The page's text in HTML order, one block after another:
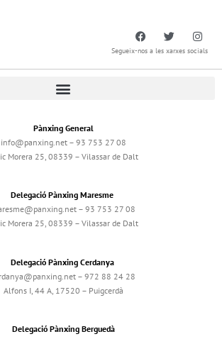
Segueix-nos a les xarxes socials
Pànxing General
info@panxing.net – 93 753 27 08
Morera 25, 08339 – Vilassar de Dalt
Delegació Pànxing Maresme
– 93 753 27 08
Morera 25, 08339 – Vilassar de Dalt
Delegació Pànxing Cerdanya
– 972 88 24 28
Alfons I, 44 A, 17520 – Puigcerdà
Delegació Pànxing Berguedà